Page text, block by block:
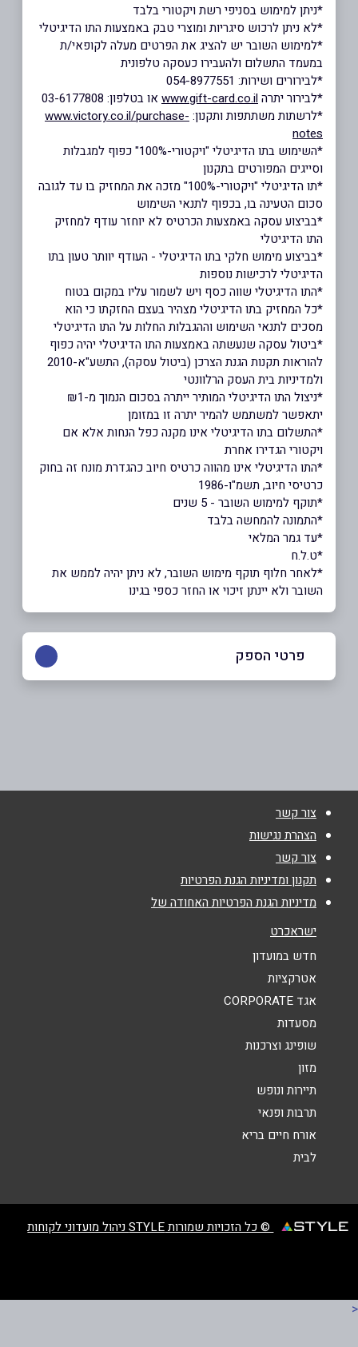
*ניתן למימוש בסניפי רשת ויקטורי בלבד
*לא ניתן לרכוש סיגריות ומוצרי טבק באמצעות התו הדיגיטלי
*למימוש השובר יש להציג את הפרטים מעלה לקופאי/ת
במעמד התשלום ולהעבירו כעסקה טלפונית
*לבירורים ושירות: 054-8977551
*לבירור יתרהwww.gift-card.co.il או בטלפון: 03-6177808
*לרשתות משתתפות ותקנון: www.victory.co.il/purchase-
notes
*השימוש בתו הדיגיטלי "ויקטורי-100%" כפוף למגבלות
וסייגים המפורטים בתקנון
*תו הדיגיטלי "ויקטורי-100%" מזכה את המחזיק בו עד לגובה
סכום הטעינה בו, בכפוף לתנאי השימוש
*בביצוע עסקה באמצעות הכרטיס לא יוחזר עודף למחזיק
התו הדיגיטלי
*בביצוע מימוש חלקי בתו הדיגיטלי - העודף יוותר טעון בתו
הדיגיטלי לרכישות נוספות
*התו הדיגיטלי שווה כסף ויש לשמור עליו במקום בטוח
*כל המחזיק בתו הדיגיטלי מצהיר בעצם החזקתו כי הוא
מסכים לתנאי השימוש וההגבלות החלות על התו הדיגיטלי
*ביטול עסקה שנעשתה באמצעות התו הדיגיטלי יהיה כפוף
להוראות תקנות הגנת הצרכן (ביטול עסקה), התשע"א-2010
ולמדיניות בית העסק הרלוונטי
*ניצול התו הדיגיטלי המותיר ייתרה בסכום הנמוך מ-₪1
יתאפשר למשתמש להמיר יתרה זו במזומן
*התשלום בתו הדיגיטלי אינו מקנה כפל הנחות אלא אם
ויקטורי הגדירו אחרת
*התו הדיגיטלי אינו מהווה כרטיס חיוב כהגדרת מונח זה בחוק
כרטיסי חיוב, תשמ"ו-1986
*תוקף למימוש השובר - 5 שנים
*התמונה להמחשה בלבד
*עד גמר המלאי
*ט.ל.ח
*לאחר חלוף תוקף מימוש השובר, לא ניתן יהיה לממש את
השובר ולא יינתן זיכוי או החזר כספי בגינו
פרטי הספק
שם מלא
טלפון*
נושא*
אנא חזרו אלי בקשר ל...
הודעה*
צור קשר
הצהרת נגישות
צור קשר
תקנון ומדיניות הגנת הפרטיות
מדיניות הגנת הפרטיות האחודה של
ישראכרט
חדש במועדון
אטרקציות
אגד CORPORATE
מסעדות
שופינג וצרכנות
מזון
תיירות ונופש
תרבות ופנאי
אורח חיים בריא
לבית
© כל הזכויות שמורות STYLE ניהול מועדוני לקוחות
<